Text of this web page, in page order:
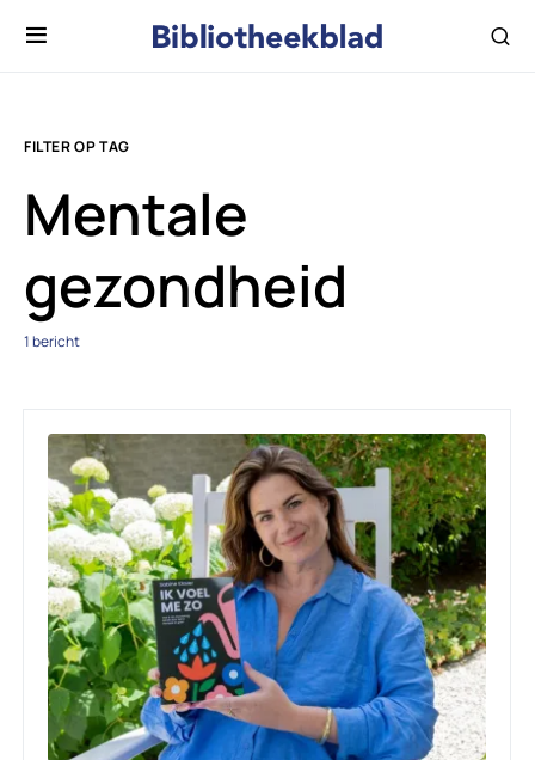
FILTER OP TAG
Mentale
gezondheid
1 bericht